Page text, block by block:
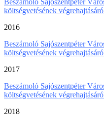
Beszámoló Sajószentpéter
költségvetésének
2016
Beszámoló Sajószentpéter
költségvetésének
2017
Beszámoló Sajószentpéter
költségvetésének
2018